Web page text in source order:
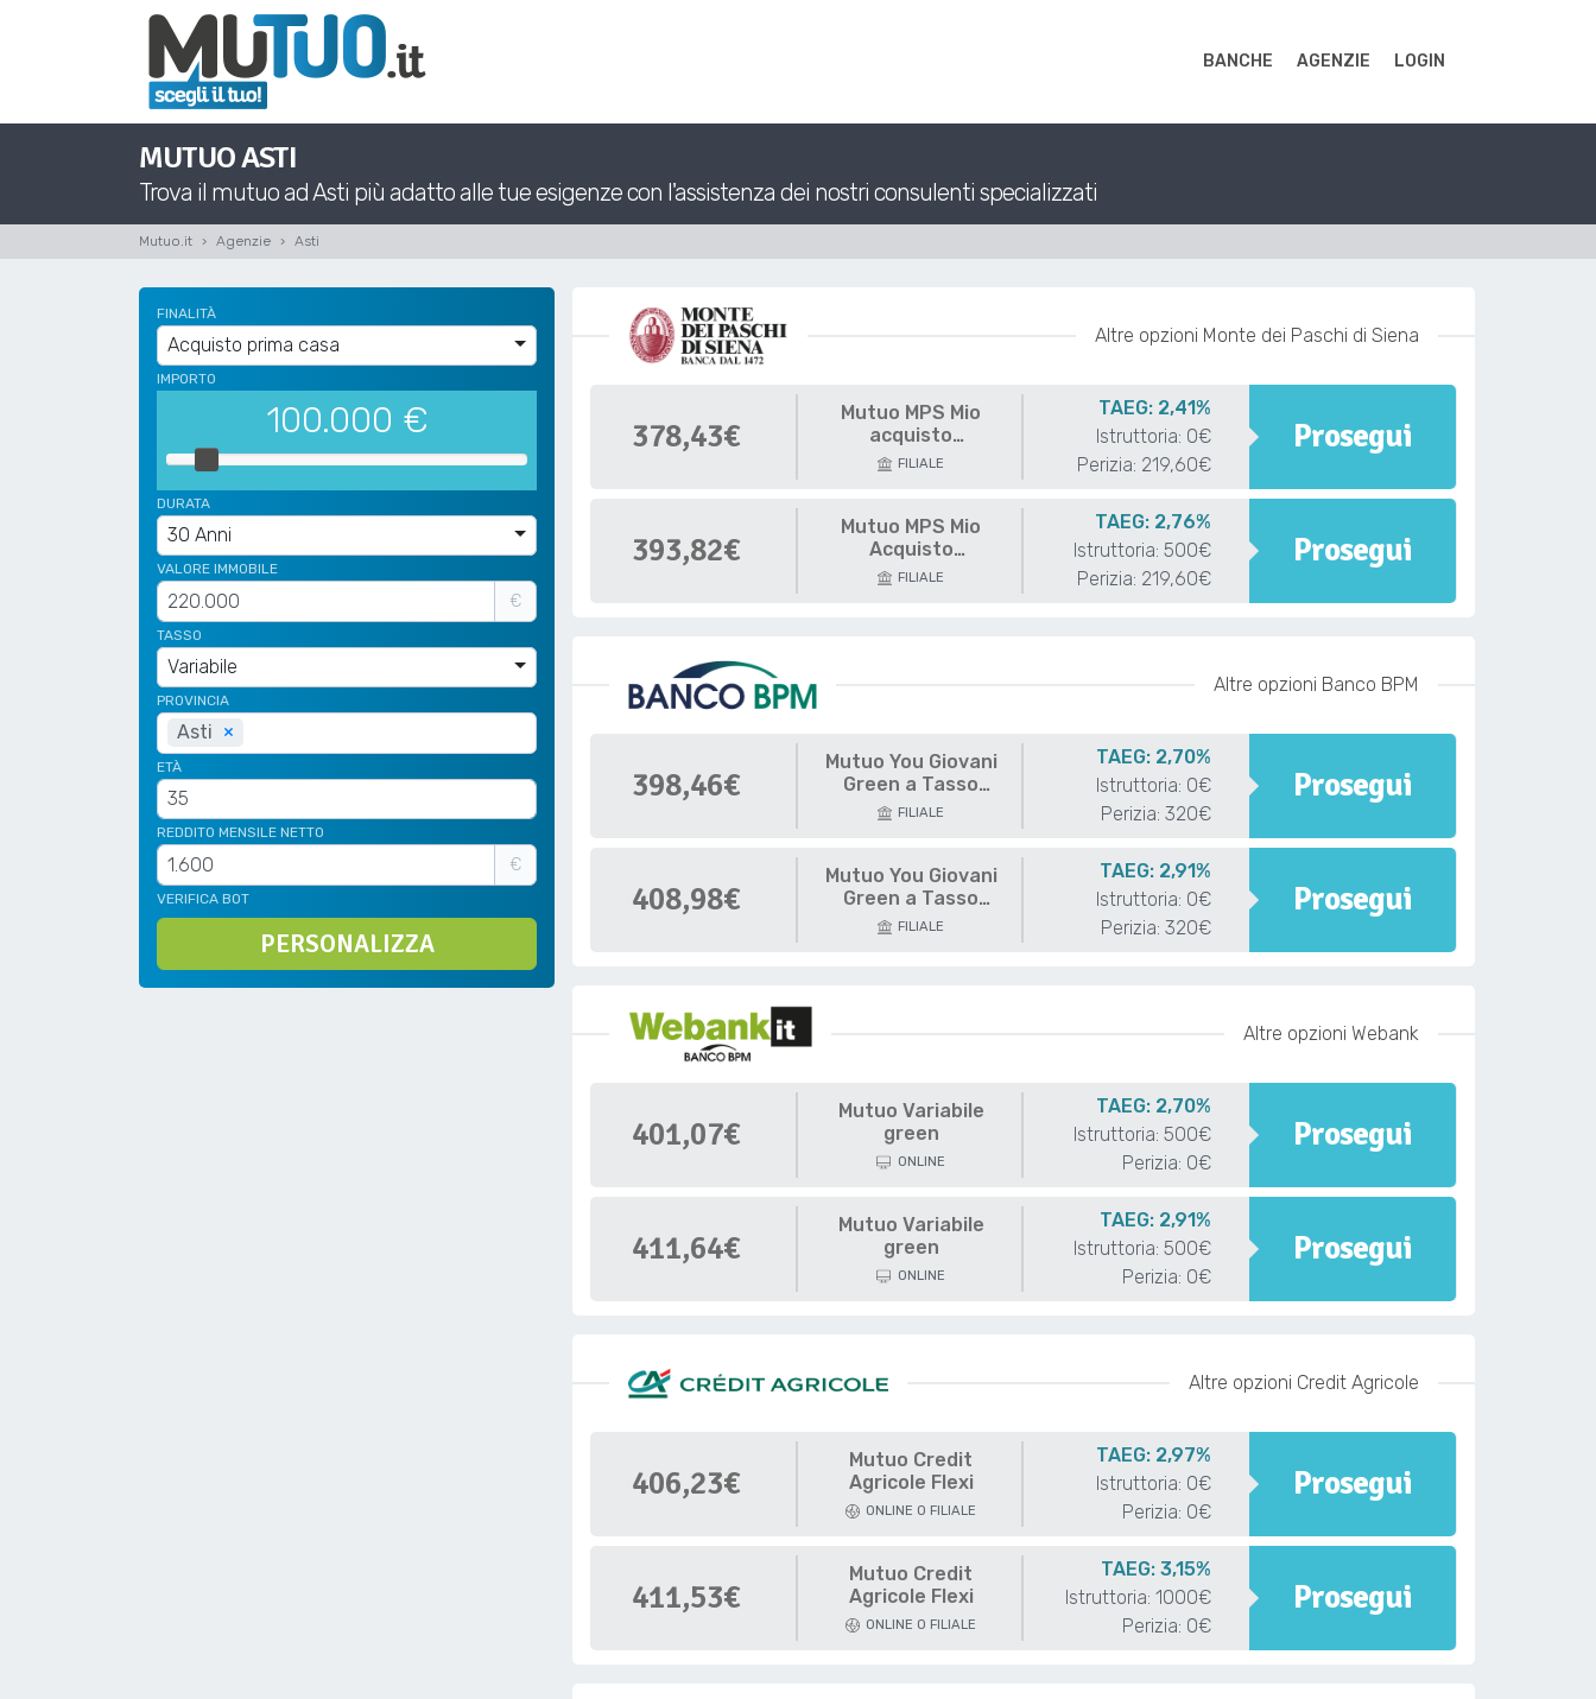
BANCHE AGENZIE LOGIN
MUTUO ASTI
Trova il mutuo ad Asti più adatto alle tue esigenze con l'assistenza dei nostri consulenti specializzati
Mutuo.it Agenzie Asti
FINALITÀ
Acquisto prima casa
IMPORTO
100.000 €
DURATA
30 Anni
VALORE IMMOBILE
€
TASSO
Variabile
PROVINCIA
Asti ×
ETÀ
REDDITO MENSILE NETTO
€
VERIFICA BOT
PERSONALIZZA
Altre opzioni Monte dei Paschi di Siena
378,43€
Mutuo MPS Mio
acquisto
abitazione Immobili
FILIALE
TAEG: 2,41%
Istruttoria: 0€
Perizia: 219,60€
Prosegui
393,82€
Mutuo MPS Mio
Acquisto
Abitazione CONSAP
FILIALE
TAEG: 2,76%
Istruttoria: 500€
Perizia: 219,60€
Prosegui
Altre opzioni Banco BPM
398,46€
Mutuo You Giovani
Green a Tasso
Variabile
FILIALE
TAEG: 2,70%
Istruttoria: 0€
Perizia: 320€
Prosegui
408,98€
Mutuo You Giovani
Green a Tasso
Variabile
FILIALE
TAEG: 2,91%
Istruttoria: 0€
Perizia: 320€
Prosegui
Altre opzioni Webank
401,07€
Mutuo Variabile
green
ONLINE
TAEG: 2,70%
Istruttoria: 500€
Perizia: 0€
Prosegui
411,64€
Mutuo Variabile
green
ONLINE
TAEG: 2,91%
Istruttoria: 500€
Perizia: 0€
Prosegui
Altre opzioni Credit Agricole
406,23€
Mutuo Credit
Agricole Flexi
ONLINE O FILIALE
TAEG: 2,97%
Istruttoria: 0€
Perizia: 0€
Prosegui
411,53€
Mutuo Credit
Agricole Flexi
ONLINE O FILIALE
TAEG: 3,15%
Istruttoria: 1000€
Perizia: 0€
Prosegui